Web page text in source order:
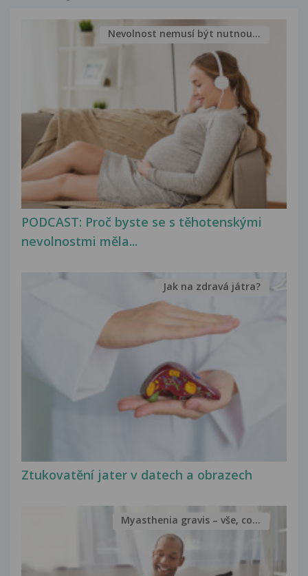
PODCAST: Proč byste se s těhotenskými
nevolnostmi měla...
Nevolnost nemusí být nutnou...
Ztukovatění jater v datech a obrazech
Jak na zdravá játra?
Myasthenia gravis – vše, co...